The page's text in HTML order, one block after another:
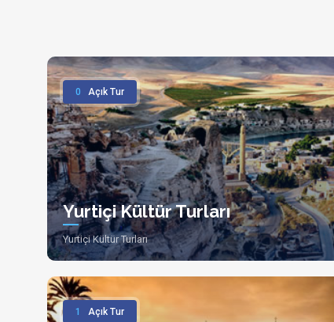
0 Açık Tur
Yurtiçi Kültür Turları
Yurtiçi Kültür Turları
1 Açık Tur